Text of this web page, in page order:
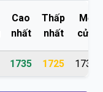
Cao
nhất
Thấp
nhất
Mở
cửa
1735 1725 1730